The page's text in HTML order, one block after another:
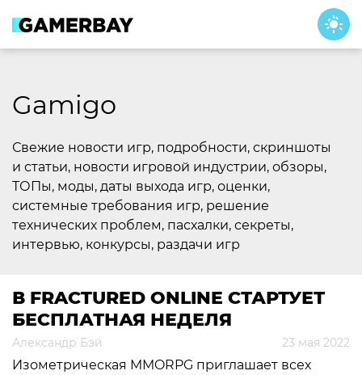
content
Gamigo
Свежие новости игр, подробности, скриншоты
и статьи, новости игровой индустрии, обзоры,
ТОПы, моды, даты выхода игр, оценки,
системные требования игр, решение
технических проблем, пасхалки, секреты,
интервью, конкурсы, раздачи игр
В FRACTURED ONLINE СТАРТУЕТ
БЕСПЛАТНАЯ НЕДЕЛЯ
Александр Бэй 23 мая 2022
Изометрическая MMORPG приглашает всех